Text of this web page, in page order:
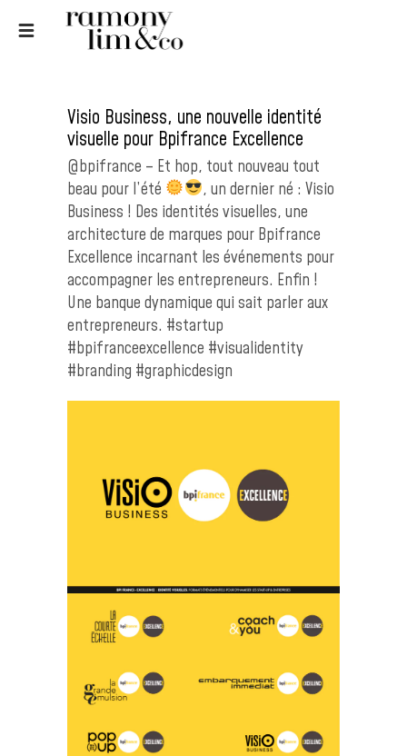
Visio Business, une nouvelle identité
visuelle pour Bpifrance Excellence
@bpifrance – Et hop, tout nouveau tout
beau pour l’été
, un dernier né : Visio
Business ! Des identités visuelles, une
architecture de marques pour Bpifrance
Excellence incarnant les événements pour
accompagner les entrepreneurs. Enfin !
Une banque dynamique qui sait parler aux
entrepreneurs. #startup
#bpifranceexcellence #visualidentity
#branding #graphicdesign